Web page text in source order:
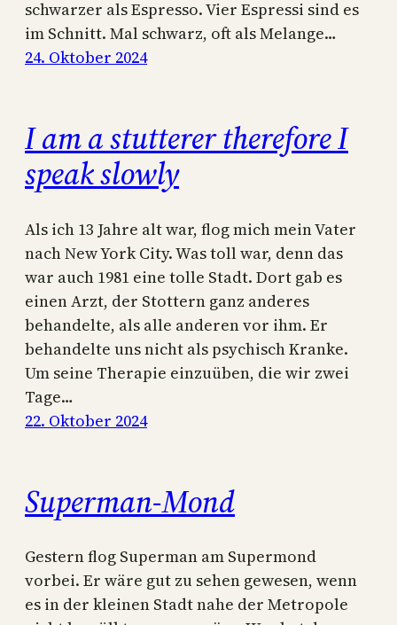
schwarzer als Espresso. Vier Espressi sind es
im Schnitt. Mal schwarz, oft als Melange…
24. Oktober 2024
I am a stutterer therefore I
speak slowly
Als ich 13 Jahre alt war, flog mich mein Vater
nach New York City. Was toll war, denn das
war auch 1981 eine tolle Stadt. Dort gab es
einen Arzt, der Stottern ganz anderes
behandelte, als alle anderen vor ihm. Er
behandelte uns nicht als psychisch Kranke.
Um seine Therapie einzuüben, die wir zwei
Tage…
22. Oktober 2024
Superman-Mond
Gestern flog Superman am Supermond
vorbei. Er wäre gut zu sehen gewesen, wenn
es in der kleinen Stadt nahe der Metropole